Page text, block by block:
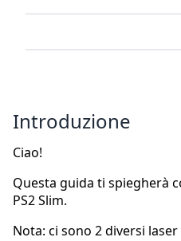
Introduzione
Ciao!
Questa guida ti spiegherà
PS2 Slim.
Nota: ci sono 2 diversi